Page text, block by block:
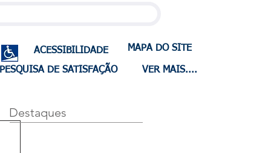
ACESSIBILIDADE MAPA DO SITE
PESQUISA DE SATISFAÇÃO VER MAIS....
Destaques